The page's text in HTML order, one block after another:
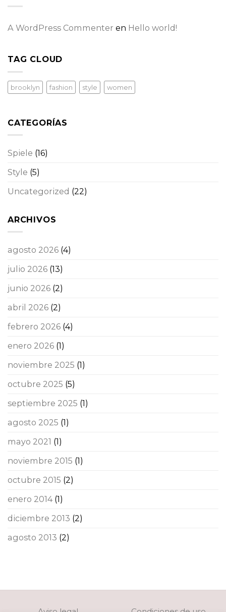
A WordPress Commenter en Hello world!
TAG CLOUD
brooklyn fashion style women
CATEGORÍAS
Spiele (16)
Style (5)
Uncategorized (22)
ARCHIVOS
agosto 2026 (4)
julio 2026 (13)
junio 2026 (2)
abril 2026 (2)
febrero 2026 (4)
enero 2026 (1)
noviembre 2025 (1)
octubre 2025 (5)
septiembre 2025 (1)
agosto 2025 (1)
mayo 2021 (1)
noviembre 2015 (1)
octubre 2015 (2)
enero 2014(1)
diciembre 2013 (2)
agosto 2013 (2)